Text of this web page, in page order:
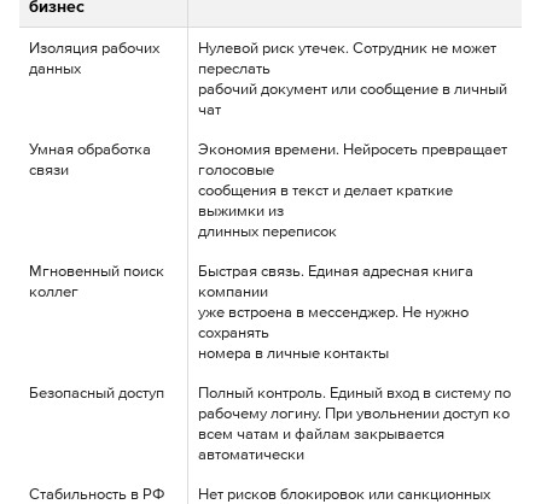
бизнес
Изоляция рабочих
данных
Нулевой риск утечек. Сотрудник не может
переслать
рабочий документ или сообщение в личный
чат
Умная обработка
связи
Экономия времени. Нейросеть превращает
голосовые
сообщения в текст и делает краткие
выжимки из
длинных переписок
Мгновенный поиск
коллег
Быстрая связь. Единая адресная книга
компании
уже встроена в мессенджер. Не нужно
сохранять
номера в личные контакты
Безопасный доступ
Полный контроль. Единый вход в систему по
рабочему логину. При увольнении доступ ко
всем чатам и файлам закрывается
автоматически
Стабильность в РФ
Нет рисков блокировок или санкционных